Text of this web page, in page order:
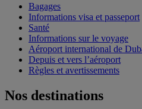
Bagages
Informations visa et passeport
Santé
Informations sur le voyage
Aéroport international de
Depuis et vers l’aéroport
Règles et avertissements
Nos destinations